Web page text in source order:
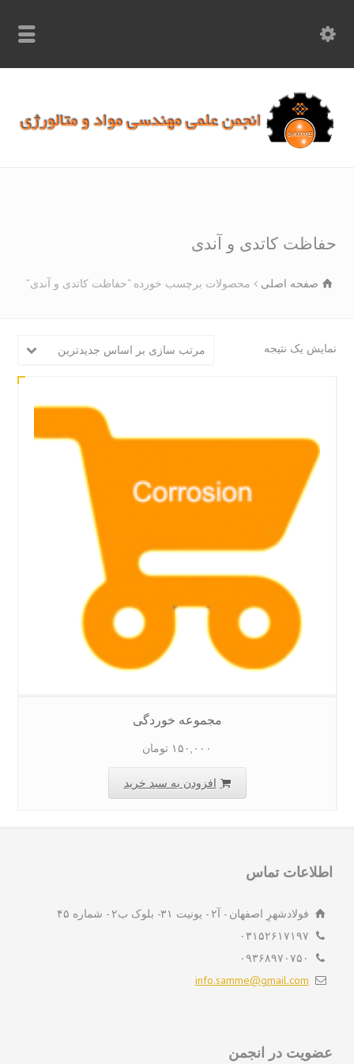
کاتدی و آندی
صفحه اصلی محصولات برچسب خورده “حفاظت کاتدی و آندی”
یک نتیجه مرتب سازی بر اساس جدیدترین
مجموعه خوردگی
۱۵۰,۰۰۰ تومان
افزودن به سبد خرید
تماس
فولادشهرِ اصفهان - آ۲ - یونیت ۳۱- بلوک ب۲ - شماره ۴۵
۰۳۱۵۲۶۱۷۱۹۷
۰۹۳۶۸۹۷۰۷۵۰
info.samme@gmail.com
در انجمن